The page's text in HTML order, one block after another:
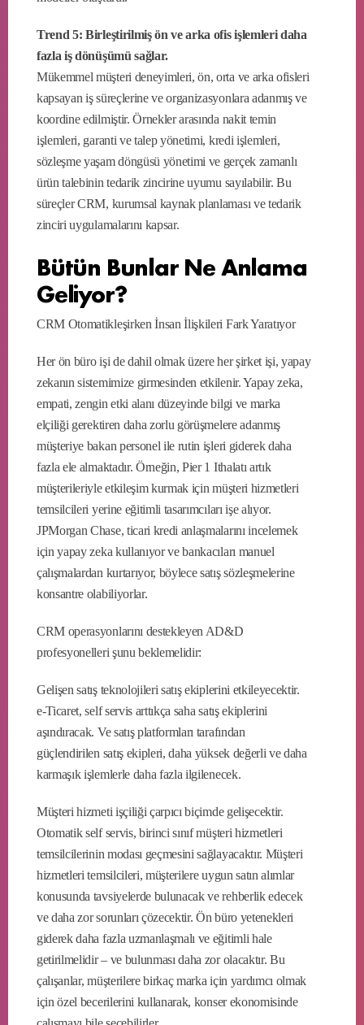
Trend 5: Birleştirilmiş ön ve arka ofis işlemleri daha
fazla iş dönüşümü sağlar.
Mükemmel müşteri deneyimleri, ön, orta ve arka ofisleri
kapsayan iş süreçlerine ve organizasyonlara adanmış ve
koordine edilmiştir. Örnekler arasında nakit temin
işlemleri, garanti ve talep yönetimi, kredi işlemleri,
sözleşme yaşam döngüsü yönetimi ve gerçek zamanlı
ürün talebinin tedarik zincirine uyumu sayılabilir. Bu
süreçler CRM, kurumsal kaynak planlaması ve tedarik
zinciri uygulamalarını kapsar.
Bütün Bunlar Ne Anlama
Geliyor?
CRM Otomatikleşirken İnsan İlişkileri Fark Yaratıyor
Her ön büro işi de dahil olmak üzere her şirket işi, yapay
zekanın sistemimize girmesinden etkilenir. Yapay zeka,
empati, zengin etki alanı düzeyinde bilgi ve marka
elçiliği gerektiren daha zorlu görüşmelere adanmış
müşteriye bakan personel ile rutin işleri giderek daha
fazla ele almaktadır. Örneğin, Pier 1 Ithalatı artık
müşterileriyle etkileşim kurmak için müşteri hizmetleri
temsilcileri yerine eğitimli tasarımcıları işe alıyor.
JPMorgan Chase, ticari kredi anlaşmalarını incelemek
için yapay zeka kullanıyor ve bankacıları manuel
çalışmalardan kurtarıyor, böylece satış sözleşmelerine
konsantre olabiliyorlar.
CRM operasyonlarını destekleyen AD&D
profesyonelleri şunu beklemelidir:
Gelişen satış teknolojileri satış ekiplerini etkileyecektir.
e-Ticaret, self servis arttıkça saha satış ekiplerini
aşındıracak. Ve satış platformları tarafından
güçlendirilen satış ekipleri, daha yüksek değerli ve daha
karmaşık işlemlerle daha fazla ilgilenecek.
Müşteri hizmeti işçiliği çarpıcı biçimde gelişecektir.
Otomatik self servis, birinci sınıf müşteri hizmetleri
temsilcilerinin modası geçmesini sağlayacaktır. Müşteri
hizmetleri temsilcileri, müşterilere uygun satın alımlar
konusunda tavsiyelerde bulunacak ve rehberlik edecek
ve daha zor sorunları çözecektir. Ön büro yetenekleri
giderek daha fazla uzmanlaşmalı ve eğitimli hale
getirilmelidir – ve bulunması daha zor olacaktır. Bu
çalışanlar, müşterilere birkaç marka için yardımcı olmak
için özel becerilerini kullanarak, konser ekonomisinde